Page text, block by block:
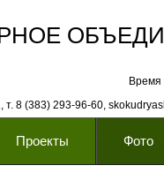
8 (383) 293-96-60,
Время
Проекты Фото